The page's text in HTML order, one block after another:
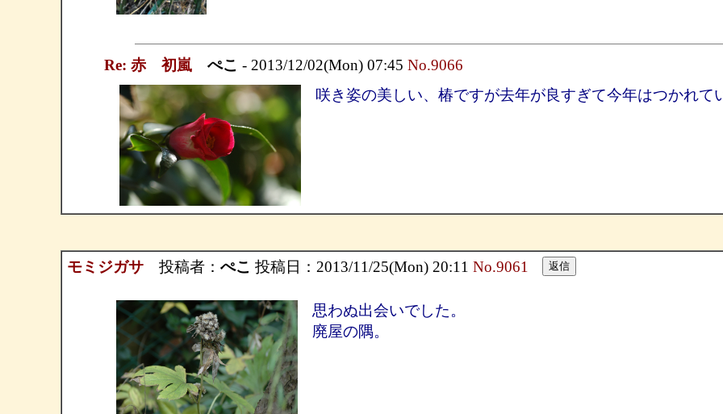
Re: 赤 初嵐 ぺこ - 2013/12/02(Mon) 07:45 No.9066
咲き姿の美しい、椿ですが去年が良すぎて今年はつかれて
モミジガサ投稿者： ぺこ 投稿日：2013/11/25(Mon) 20:11 No.9061
思わぬ出会いでした。
廃屋の隅。